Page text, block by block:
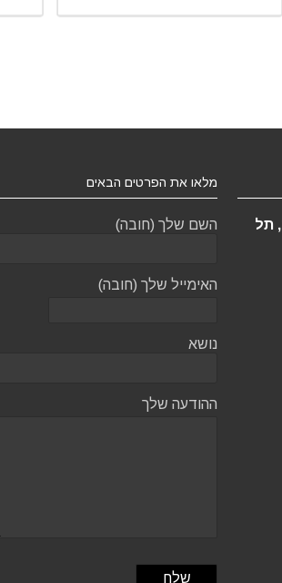
אולם תצוגה: רחוב ריב"ל 12, תל
מלאו את הפרטים הבאים
השם שלך (חובה)
האימייל שלך (חובה)
נושא
ההודעה שלך